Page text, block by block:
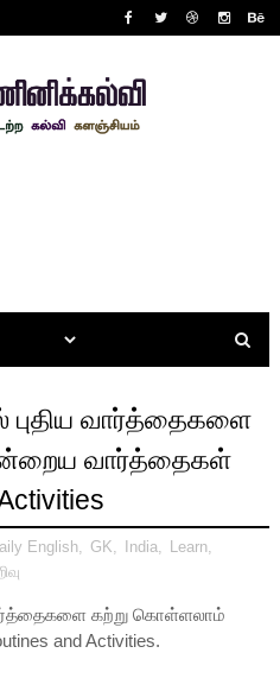
புதிய வார்த்தைகளை
வார்த்தைகள்
English, GK India Learn,
கற்று கொள்ளலாம்
and Activities.